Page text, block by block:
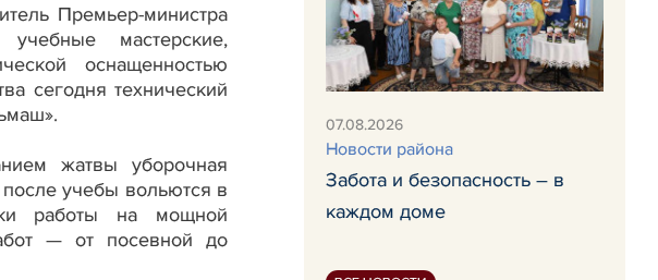
Премьер-министра
мастерские,
оснащенностью
сегодня технический
жатвы уборочная
учебы вольются в
работы на мощной
— от посевной до
07.08.2026
Новости района
Забота и безопасность – в
каждом доме